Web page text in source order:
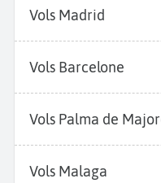
Vols Madrid
Vols Barcelone
Vols Palma de
Vols Malaga